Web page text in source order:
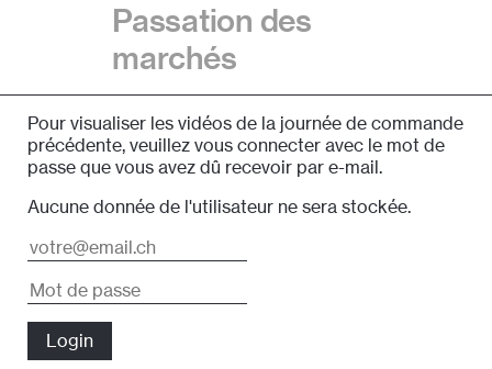
Passation des
marchés
Pour visualiser les vidéos de la journée de commande
précédente, veuillez vous connecter avec le mot de
passe que vous avez dû recevoir par e-mail.
Aucune donnée de l'utilisateur ne sera stockée.